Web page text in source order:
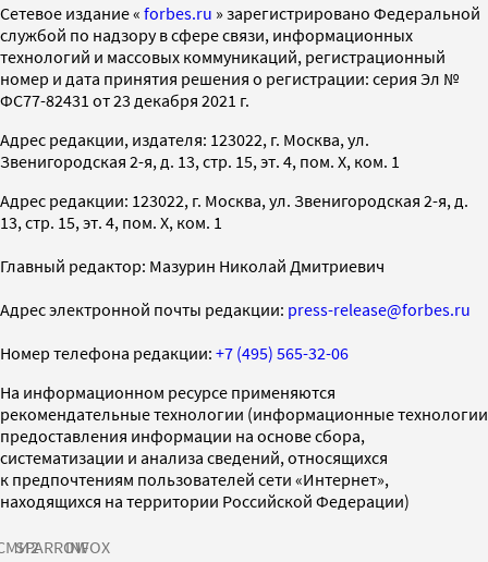
Cетевое издание « forbes.ru » зарегистрировано Федеральной
службой по надзору в сфере связи, информационных
технологий и массовых коммуникаций, регистрационный
номер и дата принятия решения о регистрации: серия Эл №
ФС77-82431 от 23 декабря 2021 г.
Адрес редакции, издателя: 123022, г. Москва, ул.
Звенигородская 2-я, д. 13, стр. 15, эт. 4, пом. X, ком. 1
Адрес редакции: 123022, г. Москва, ул. Звенигородская 2-я, д.
13, стр. 15, эт. 4, пом. X, ком. 1
Главный редактор: Мазурин Николай Дмитриевич
Адрес электронной почты редакции: press-release@forbes.ru
Номер телефона редакции: +7 (495) 565-32-06
На информационном ресурсе применяются
рекомендательные технологии (информационные технологии
предоставления информации на основе сбора,
систематизации и анализа сведений, относящихся
к предпочтениям пользователей сети «Интернет»,
находящихся на территории Российской Федерации)
SPARROWINFOX